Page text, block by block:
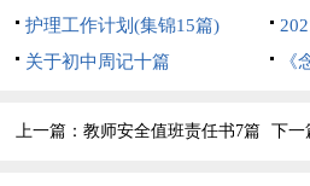
护理工作计划(集锦15篇)
89句
关于初中周记十篇 《
上一篇：教师安全值班责任书7篇 下一